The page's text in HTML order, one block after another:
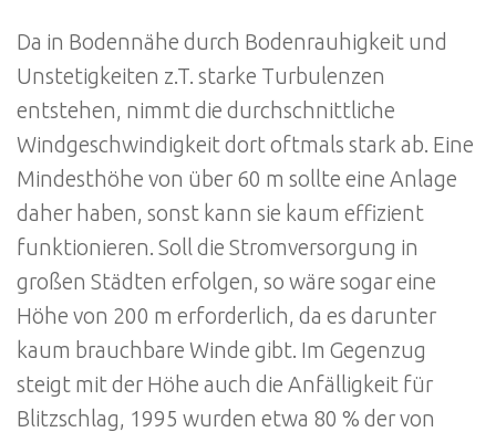
Da in Bodennähe durch Bodenrauhigkeit und
Unstetigkeiten z.T. starke Turbulenzen
entstehen, nimmt die durchschnittliche
Windgeschwindigkeit dort oftmals stark ab. Eine
Mindesthöhe von über 60 m sollte eine Anlage
daher haben, sonst kann sie kaum effizient
funktionieren. Soll die Stromversorgung in
großen Städten erfolgen, so wäre sogar eine
Höhe von 200 m erforderlich, da es darunter
kaum brauchbare Winde gibt. Im Gegenzug
steigt mit der Höhe auch die Anfälligkeit für
Blitzschlag, 1995 wurden etwa 80 % der von